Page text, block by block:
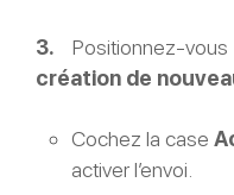
3. Positionnez-
création de
Cochez la case
activer l’envoi.